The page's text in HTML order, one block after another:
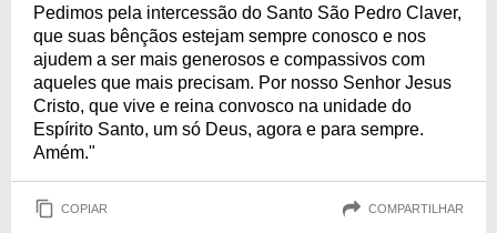
Pedimos pela intercessão do Santo São Pedro Claver,
que suas bênçãos estejam sempre conosco e nos
ajudem a ser mais generosos e compassivos com
aqueles que mais precisam. Por nosso Senhor Jesus
Cristo, que vive e reina convosco na unidade do
Espírito Santo, um só Deus, agora e para sempre.
Amém."
COPIAR COMPARTILHAR